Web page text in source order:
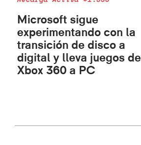
Microsoft sigue
experimentando con la
transición de disco a
digital y lleva juegos de
Xbox 360 a PC